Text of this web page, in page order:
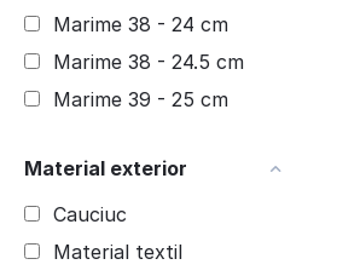
Marime 38 - 24 cm
Marime 38 - 24.5 cm
Marime 39 - 25 cm
Material exterior
Cauciuc
Material textil